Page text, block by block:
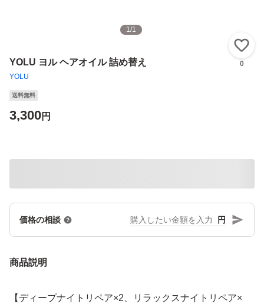
1/1
YOLU ヨル ヘアオイル 詰め替え
YOLU
0
送料無料
3,300円
価格の相談 円
商品説明
【ディープナイトリペア×2、リラックスナイトリペア×